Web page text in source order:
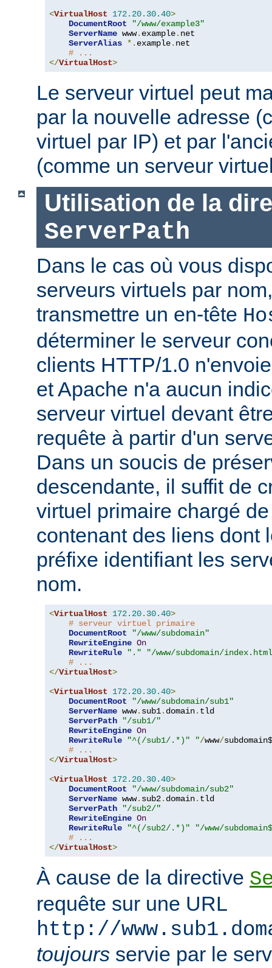
<VirtualHost 172.20. 30.40>
DocumentRoot
"/www/example3"
ServerName www. example. net
ServerAlias *. example. net
# ...
</VirtualHost>
Le serveur virtuel peut
par la nouvelle adresse
virtuel par IP) et par
(comme un serveur
Utilisation de la
ServerPath
Dans le cas où vous
serveurs virtuels par
transmettre un en-tête
déterminer le serveur
clients HTTP/1.0
et Apache n'a aucun
serveur virtuel devant
requête à partir d'un
Dans un soucis de
descendante, il suffit de
virtuel primaire chargé
contenant des liens dont
préfixe identifiant les
nom.
<VirtualHost 172.20. 30.40>
# serveur virtuel primaire
DocumentRoot
"/www/subdomain"
RewriteEngine On
RewriteRule
"."
"/www/subdomain/
# ...
</VirtualHost>
<VirtualHost 172.20. 30.40>
DocumentRoot
"/www/subdomain/sub1"
ServerName www. sub1. domain. tld
ServerPath
"/sub1/"
RewriteEngine On
RewriteRule
"^(/sub1/.*)" "/www/
# ...
</VirtualHost>
<VirtualHost 172.20. 30.40>
DocumentRoot
"/www/subdomain/sub2"
ServerName www. sub2. domain. tld
ServerPath
"/sub2/"
RewriteEngine On
RewriteRule
"^(/sub2/.*)"
"/www/
# ...
</VirtualHost>
À cause de la directive
requête sur une URL
http://
toujours servie par le